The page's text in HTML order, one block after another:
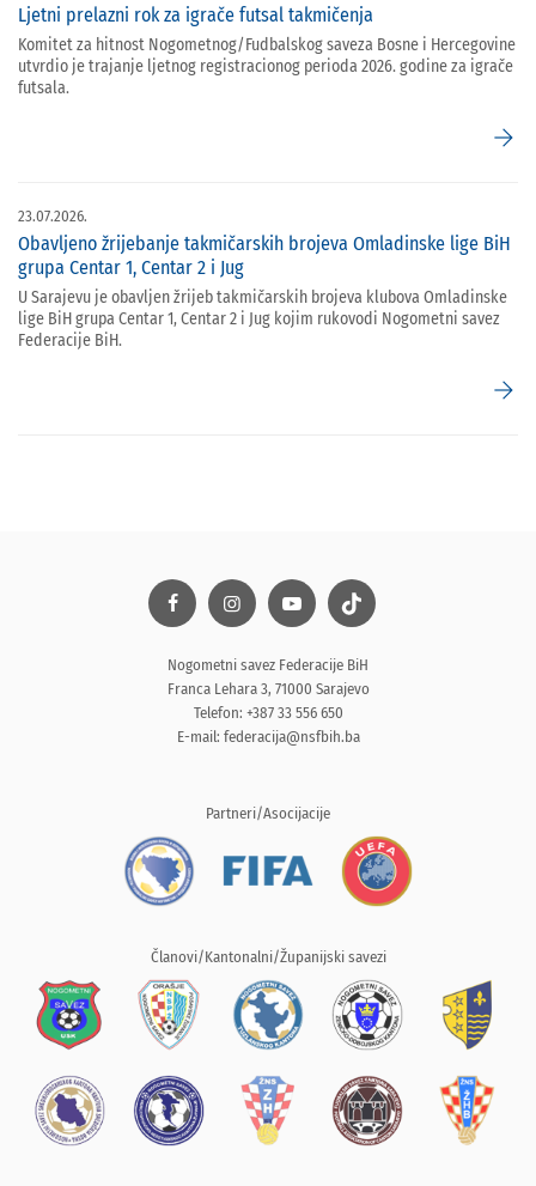
Ljetni prelazni rok za igrače futsal takmičenja
Komitet za hitnost Nogometnog/Fudbalskog saveza Bosne i Hercegovine
utvrdio je trajanje ljetnog registracionog perioda 2026. godine za igrače
futsala.
arrow_forward
23.07.2026.
Obavljeno žrijebanje takmičarskih brojeva Omladinske lige BiH
grupa Centar 1, Centar 2 i Jug
U Sarajevu je obavljen žrijeb takmičarskih brojeva klubova Omladinske
lige BiH grupa Centar 1, Centar 2 i Jug kojim rukovodi Nogometni savez
Federacije BiH.
arrow_forward
Nogometni savez Federacije BiH
Franca Lehara 3, 71000 Sarajevo
Telefon: +387 33 556 650
E-mail: federacija@nsfbih.ba
Partneri/Asocijacije
Članovi/Kantonalni/Županijski savezi